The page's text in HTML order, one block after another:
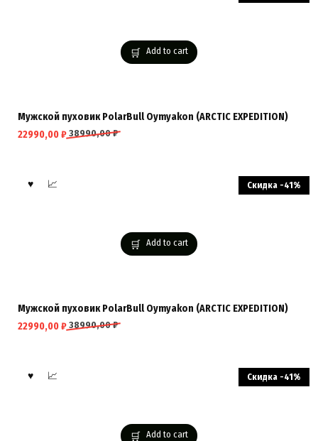
Add to cart
Мужской пуховик PolarBull Oymyakon (ARCTIC EXPEDITION)
38990,00₽
22990,00₽
Add to cart
Скидка -41%
Мужской пуховик PolarBull Oymyakon (ARCTIC EXPEDITION)
38990,00₽
22990,00₽
Add to cart
Скидка -41%